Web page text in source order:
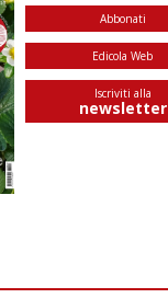
Abbonati
Edicola Web
Iscriviti alla
newsletter